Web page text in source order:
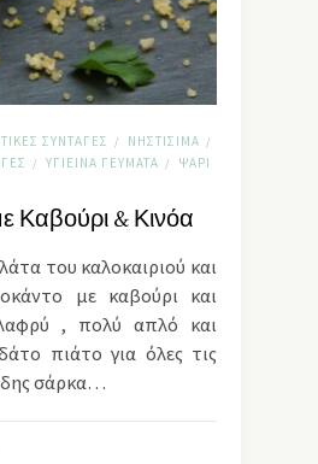
ΣΥΝΤΑΓΈΣ / ΝΗΣΤΊΣΙΜΑ /
/ ΥΓΙΕΙΝΆ ΓΕΎΜΑΤΑ /
ΨΆΡΙ
Καβούρι & Κινόα
του καλοκαιριού και
με καβούρι και
, πολύ απλό και
πιάτο για όλες τις
σάρκα…